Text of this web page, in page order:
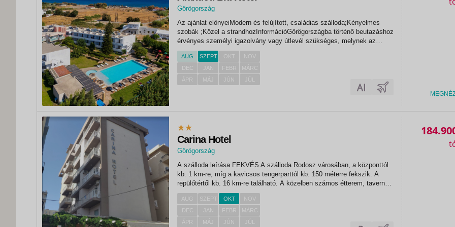
Görögország
Az ajánlat előnyeiModern és felújított, családias szálloda;Kényelmes
szobák ;Közel a strandhozInformációGörögországba történő beutazáshoz
érvényes személyi igazolvány vagy útlevél szükséges, melynek az
utazás utolsó napjáig érvényesnek kell lennie.Kötelező idegenforgalmi
adó - a szálláshely...
AUG SZEPT OKT
NOV
DEC
JAN FEBR
MÁRC
ÁPR
MÁJ JÚN JÚL
Carina Hotel
Görögország
A szálloda leírása FEKVÉS A szálloda Rodosz városában, a központtól
kb. 1 km-re, míg a kavicsos tengerparttól kb. 150 méterre fekszik. A
repülőtértől kb. 16 km-re található. A közelben számos étterem, taverna
és bár található. ELHELYEZÉS 64 szobájának...
AUG SZEPT OKT
NOV
DEC
JAN FEBR
MÁRC
ÁPR
MÁJ JÚN JÚL